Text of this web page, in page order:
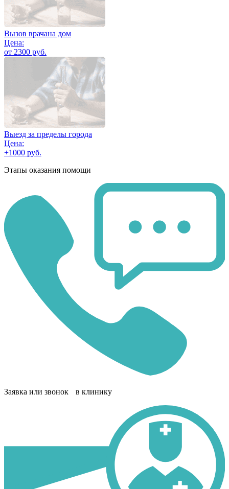
Вызов врачана дом
Цена:
от 2300 руб.
Выезд за пределы города
Цена:
+1000 руб.
Этапы оказания помощи
Заявка или звонок в клинику